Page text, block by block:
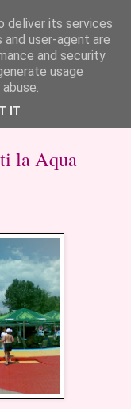
cum am
la Aqua
deliver its services
user-agent are
and security
usage
IT